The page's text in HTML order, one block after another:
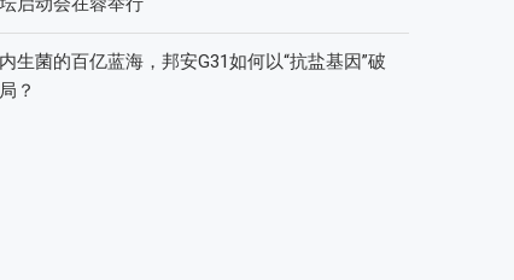
内生菌的百亿蓝海，邦安G31如何以“抗盐基因”破
局？